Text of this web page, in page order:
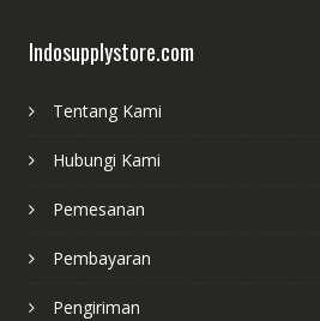
Indosupplystore.com
Tentang Kami
Hubungi Kami
Pemesanan
Pembayaran
Pengiriman